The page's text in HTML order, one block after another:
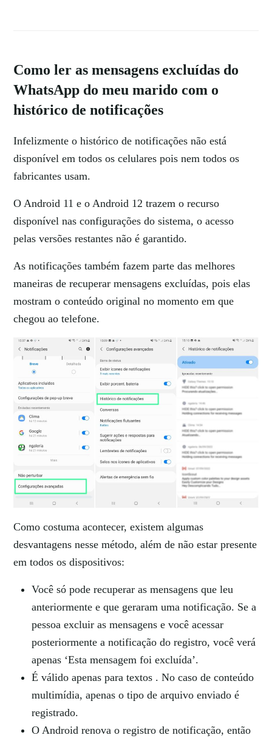
Como ler as mensagens excluídas do
WhatsApp do meu marido com o
histórico de notificações
Infelizmente o histórico de notificações não está
disponível em todos os celulares pois nem todos os
fabricantes usam.
O Android 11 e o Android 12 trazem o recurso
disponível nas configurações do sistema, o acesso
pelas versões restantes não é garantido.
As notificações também fazem parte das melhores
maneiras de recuperar mensagens excluídas, pois elas
mostram o conteúdo original no momento em que
chegou ao telefone.
Como costuma acontecer, existem algumas
desvantagens nesse método, além de não estar presente
em todos os dispositivos:
Você só pode recuperar as mensagens que leu
anteriormente e que geraram uma notificação. Se a
pessoa excluir as mensagens e você acessar
posteriormente a notificação do registro, você verá
apenas ‘Esta mensagem foi excluída’.
É válido apenas para textos . No caso de conteúdo
multimídia, apenas o tipo de arquivo enviado é
registrado.
O Android renova o registro de notificação, então